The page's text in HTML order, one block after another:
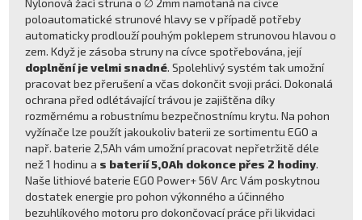
poloautomatické strunové hlavy se v případě potřeby
automaticky prodlouží pouhým poklepem strunovou hlavou o
zem. Když je zásoba struny na cívce spotřebována, její
doplnění je velmi snadné. Spolehlivý systém tak umožní
pracovat bez přerušení a včas dokončit svoji práci. Dokonalá
ochrana před odlétávající trávou je zajištěna díky
rozměrnému a robustnímu bezpečnostnímu krytu. Na pohon
vyžínače lze použít jakoukoliv baterii ze sortimentu EGO a
např. baterie 2,5Ah vám umožní pracovat nepřetržitě déle
než 1 hodinu a s baterií 5,0Ah dokonce přes 2 hodiny.
Naše lithiové baterie EGO Power+ 56V Arc Vám poskytnou
dostatek energie pro pohon výkonného a účinného
bezuhlíkového motoru pro dokončovací práce při likvidaci